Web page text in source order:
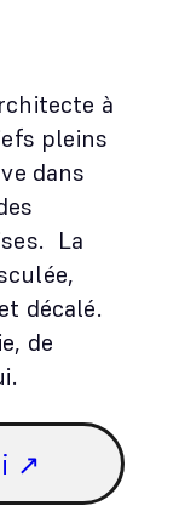
à
pleins
dans
La
décalé.
de
↗